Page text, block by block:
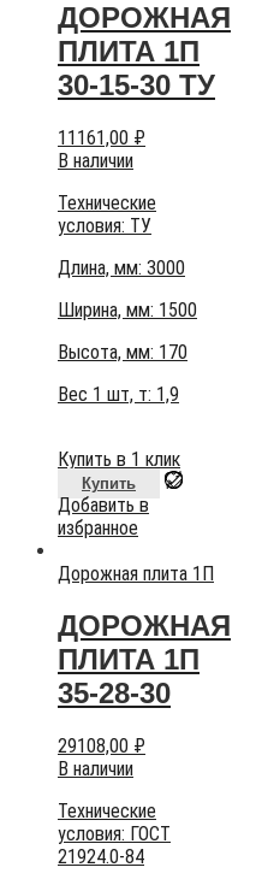
ДОРОЖНАЯ
ПЛИТА 1П
30-15-30 ТУ
11161,00 ₽
В наличии
Технические
условия: ТУ
Длина, мм: 3000
Ширина, мм: 1500
Высота, мм: 170
Вес 1 шт, т: 1,9
Купить в 1 клик
Купить
Добавить в
избранное
Дорожная плита 1П
ДОРОЖНАЯ
ПЛИТА 1П
35-28-30
29108,00 ₽
В наличии
Технические
условия: ГОСТ
21924.0-84